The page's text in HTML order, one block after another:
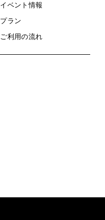
イベント情報
プラン
ご利用の流れ